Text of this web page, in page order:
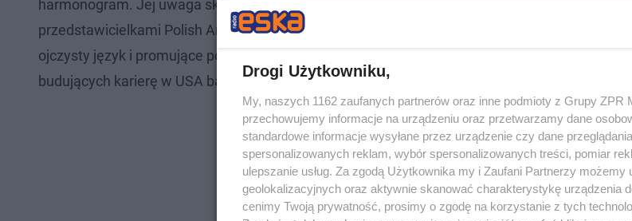
harmonogram. Jej uwaga skupiła się na wspieraniu kobiecych organizacji polonijnych, co
przedstawicielkami Polish American Women’s Club BEYOND. Stowarzyszenie to zrzesza
ojczysty język i promujące pozycję kobiet na amerykańskim rynku. Żona prezydenta
budujących karierę w USA bardzo ważne słowa.
Drogi Użytkowniku,
My, naszych 1162 zaufanych partnerów oraz inne podmioty z Grupy ZPR
przechowujemy informacje na urządzeniu oraz przetwarzamy dane
standardowe informacje wysyłane przez urządzenie czy dane
spersonalizowanych reklam, wybór spersonalizowanych treści, pomiar
ulepszanie usług. Za zgodą Użytkownika my i Zaufani Partnerzy możemy
geolokalizacyjnych oraz aktywnie skanować charakterystykę urządzenia
cenimy Twoją prywatność, prosimy o zgodę na korzystanie z tych